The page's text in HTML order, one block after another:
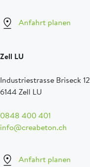
Anfahrt planen
Zell LU
Industriestrasse Briseck 12
6144 Zell LU
0848 400 401
info@creabeton.ch
Anfahrt planen